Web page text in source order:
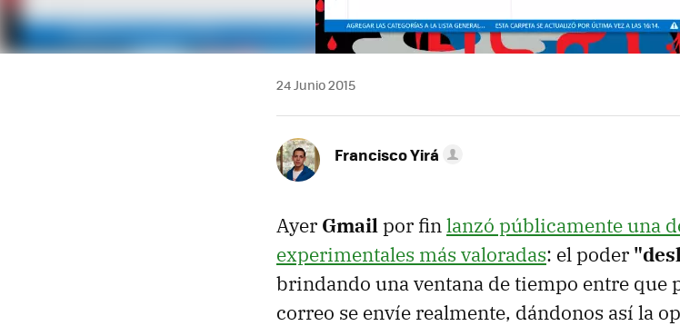
24 Junio 2015
Francisco Yirá
Ayer Gmailpor finlanzó públicamente una
experimentales más valoradas: el poder
brindando una ventana de tiempo entre que
correo se envíe realmente, dándonos así la